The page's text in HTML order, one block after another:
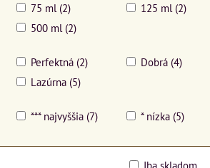
75 ml (2) 125 ml (2)
500 ml (2)
Perfektná (2) Dobrá (4)
Lazúrna (5)
*** najvyššia (7) * nízka (5)
Iba skladom